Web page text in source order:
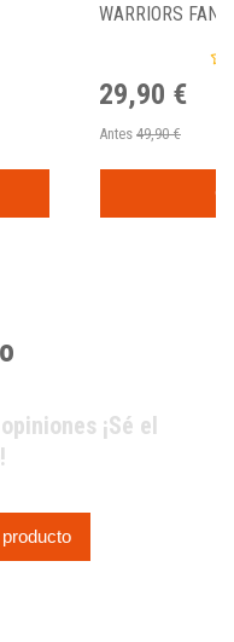
WARRIORS FAN
29,90 €
Antes 49,90 €
¡Sé el